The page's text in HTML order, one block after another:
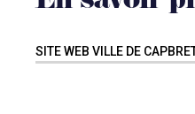
SITE WEB VILLE DE